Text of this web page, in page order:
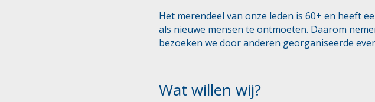
Het merendeel van onze leden is 60+ en heeft
als nieuwe mensen te ontmoeten. Daarom
bezoeken we door anderen georganiseerde
Wat willen wij?